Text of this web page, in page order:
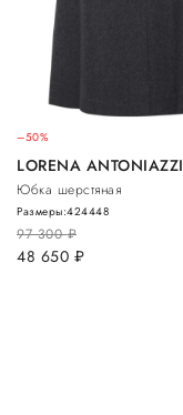
–50%
LORENA ANTONIAZZI
Юбка шерстяная
97 300руб.
48 650 руб.
Размеры:424448